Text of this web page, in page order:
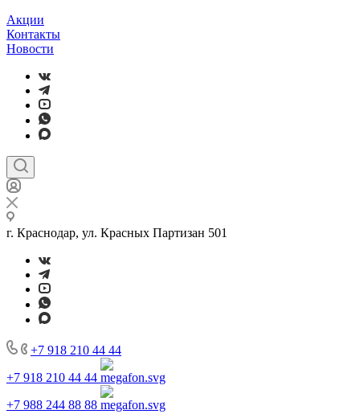
Акции
Контакты
Новости
г. Краснодар, ул. Красных Партизан 501
+7 918 210 44 44
+7 918 210 44 44
+7 988 244 88 88